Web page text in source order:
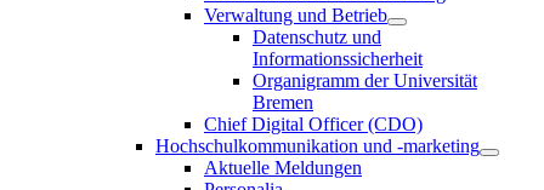
Verwaltung und Betrieb
Datenschutz und
Informationssicherheit
Organigramm der Universität
Bremen
Chief Digital Officer (CDO)
Hochschulkommunikation und -marketing
Aktuelle Meldungen